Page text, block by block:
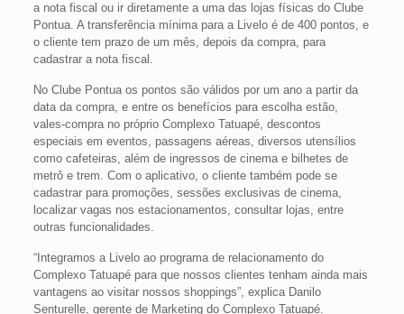
a nota fiscal ou ir diretamente a uma das lojas físicas do Clube
Pontua. A transferência mínima para a Livelo é de 400 pontos, e
o cliente tem prazo de um mês, depois da compra, para
cadastrar a nota fiscal.
No Clube Pontua os pontos são válidos por um ano a partir da
data da compra, e entre os benefícios para escolha estão,
vales-compra no próprio Complexo Tatuapé, descontos
especiais em eventos, passagens aéreas, diversos utensílios
como cafeteiras, além de ingressos de cinema e bilhetes de
metrô e trem. Com o aplicativo, o cliente também pode se
cadastrar para promoções, sessões exclusivas de cinema,
localizar vagas nos estacionamentos, consultar lojas, entre
outras funcionalidades.
“Integramos a Livelo ao programa de relacionamento do
Complexo Tatuapé para que nossos clientes tenham ainda mais
vantagens ao visitar nossos shoppings”, explica Danilo
Senturelle, gerente de Marketing do Complexo Tatuapé.